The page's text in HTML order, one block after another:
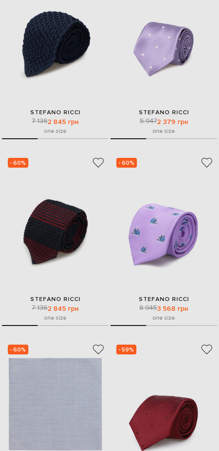
STEFANO RICCI
7 1362 845 грн
one size
STEFANO RICCI
5 9472 379 грн
one size
- 60%
STEFANO RICCI
7 1362 845 грн
one size
- 60%
STEFANO RICCI
8 9453 568 грн
one size
- 60% - 59%